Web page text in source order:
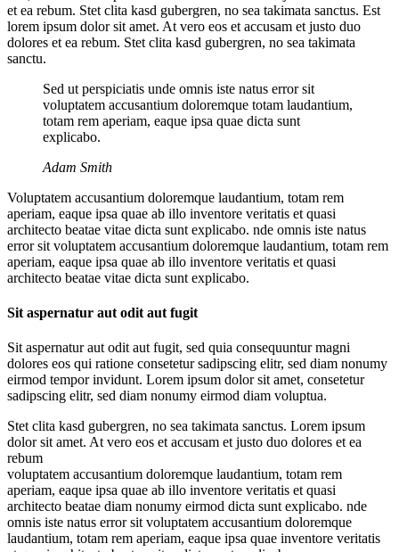
et ea rebum. Stet clita kasd gubergren, no sea takimata sanctus. Est
lorem ipsum dolor sit amet. At vero eos et accusam et justo duo
dolores et ea rebum. Stet clita kasd gubergren, no sea takimata
sanctu.
Sed ut perspiciatis unde omnis iste natus error sit
voluptatem accusantium doloremque totam laudantium,
totam rem aperiam, eaque ipsa quae dicta sunt
explicabo.
Adam Smith
Voluptatem accusantium doloremque laudantium, totam rem
aperiam, eaque ipsa quae ab illo inventore veritatis et quasi
architecto beatae vitae dicta sunt explicabo. nde omnis iste natus
error sit voluptatem accusantium doloremque laudantium, totam rem
aperiam, eaque ipsa quae ab illo inventore veritatis et quasi
architecto beatae vitae dicta sunt explicabo.
Sit aspernatur aut odit aut fugit
Sit aspernatur aut odit aut fugit, sed quia consequuntur magni
dolores eos qui ratione consetetur sadipscing elitr, sed diam nonumy
eirmod tempor invidunt. Lorem ipsum dolor sit amet, consetetur
sadipscing elitr, sed diam nonumy eirmod diam voluptua.
Stet clita kasd gubergren, no sea takimata sanctus. Lorem ipsum
dolor sit amet. At vero eos et accusam et justo duo dolores et ea
rebum
voluptatem accusantium doloremque laudantium, totam rem
aperiam, eaque ipsa quae ab illo inventore veritatis et quasi
architecto beatae diam nonumy eirmod dicta sunt explicabo. nde
omnis iste natus error sit voluptatem accusantium doloremque
laudantium, totam rem aperiam, eaque ipsa quae inventore veritatis